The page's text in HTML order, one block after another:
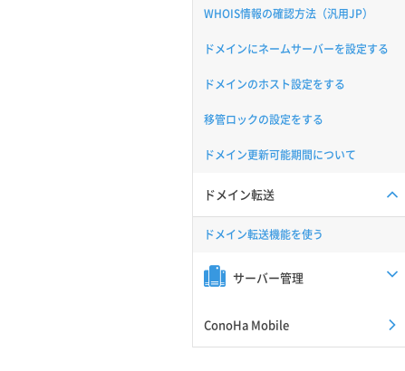
WHOIS情報の確認方法（汎用JP）
ドメインにネームサーバーを設定する
ドメインのホスト設定をする
移管ロックの設定をする
ドメイン更新可能期間について
ドメイン転送
ドメイン転送機能を使う
サーバー管理
ConoHa Mobile